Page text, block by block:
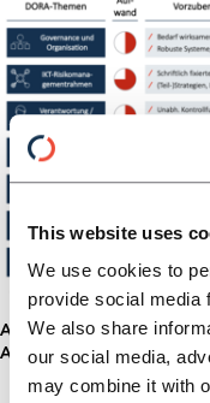
This website uses
We use cookies to
provide social media
We also share
our social media,
may combine it with
Abbildung 1:
Aspekte und